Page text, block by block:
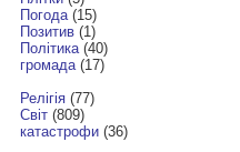
Погода(15)
Позитив(1)
Політика(40)
громада(17)
Релігія(77)
Світ(809)
катастрофи(36)